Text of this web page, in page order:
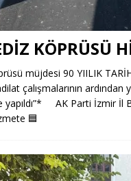
KÖPRÜSÜ
müjdesi 90 YIILIK
çalışmalarının
AK Parti İzmir İl
🟦